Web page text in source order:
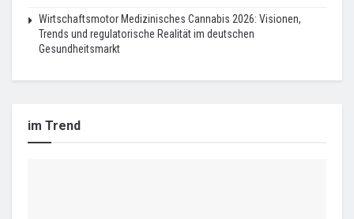
Wirtschaftsmotor Medizinisches Cannabis 2026: Visionen,
Trends und regulatorische Realität im deutschen
Gesundheitsmarkt
im Trend